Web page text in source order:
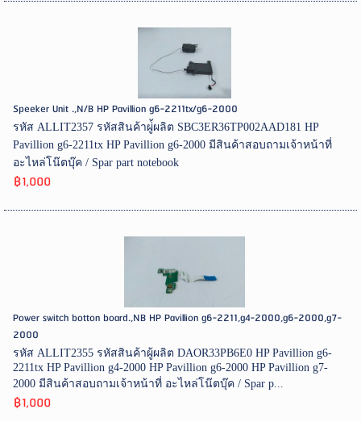
Speeker Unit .,N/B HP Pavillion g6-2211tx/g6-2000
รหัส ALLIT2357 รหัสสินค้าผู่้ผลิต SBC3ER36TP002AAD181 HP
Pavillion g6-2211tx HP Pavillion g6-2000 มีสินค้าสอบถามเจ้าหน้าที่
อะไหล่โน๊ตบุ๊ค / Spar part notebook
฿1,000
Power switch botton board.,NB HP Pavillion g6-2211,g4-2000,g6-2000,g7-
2000
รหัส ALLIT2355 รหัสสินค้าผู้ผลิต DAOR33PB6E0 HP Pavillion g6-
2211tx HP Pavillion g4-2000 HP Pavillion g6-2000 HP Pavillion g7-
2000 มีสินค้าสอบถามเจ้าหน้าที่ อะไหล่โน๊ตบุ๊ค / Spar p...
฿1,000